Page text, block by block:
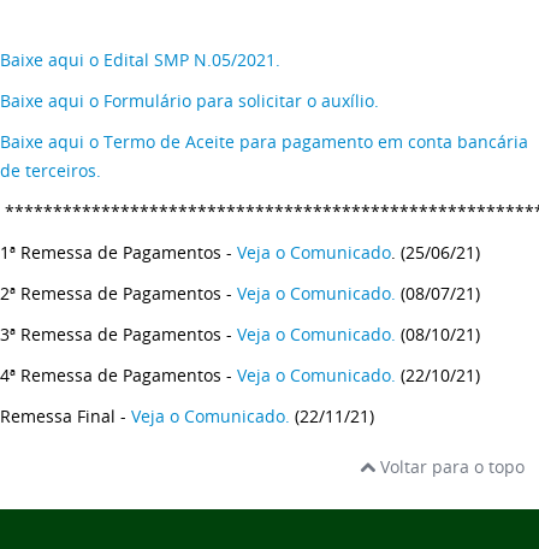
Baixe aqui o Edital SMP N.05/2021.
Baixe aqui o Formulário para solicitar o auxílio.
Baixe aqui o Termo de Aceite para pagamento em conta bancária
de terceiros.
1ª Remessa de Pagamentos - Veja o Comunicado. (25/06/21)
2ª Remessa de Pagamentos - Veja o Comunicado. (08/07/21)
3ª Remessa de Pagamentos - Veja o Comunicado. (08/10/21)
4ª Remessa de Pagamentos - Veja o Comunicado. (22/10/21)
Remessa Final - Veja o Comunicado. (22/11/21)
Voltar para o topo